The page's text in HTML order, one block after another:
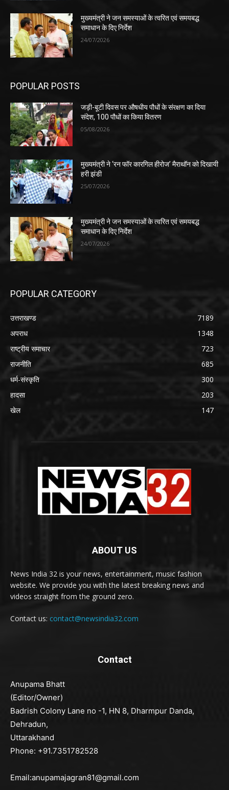
मुख्यमंत्री ने जन समस्याओं के त्वरित एवं समयबद्ध
समाधान के दिए निर्देश
24/07/2026
POPULAR POSTS
जड़ी-बूटी दिवस पर औषधीय पौधों के संरक्षण का दिया
संदेश, 100 पौधों का किया वितरण
05/08/2026
मुख्यमंत्री ने ‘रन फॉर कारगिल हीरोज’ मैराथॉन को दिखायी
हरी झंडी
25/07/2026
मुख्यमंत्री ने जन समस्याओं के त्वरित एवं समयबद्ध
समाधान के दिए निर्देश
24/07/2026
POPULAR CATEGORY
उत्तराखण्ड
7189
अपराध
1348
राष्ट्रीय समाचार
723
राजनीति
685
धर्म-संस्कृति
300
हादसा
203
खेल
147
ABOUT US
News India 32 is your news, entertainment, music fashion
website. We provide you with the latest breaking news and
videos straight from the ground zero.
Contact us: contact@newsindia32.com
Contact
Anupama Bhatt
(Editor/Owner)
Badrish Colony Lane no -1, HN 8, Dharmpur Danda,
Dehradun,
Uttarakhand
Phone: +91.7351782528
Email:anupamajagran81@gmail.com